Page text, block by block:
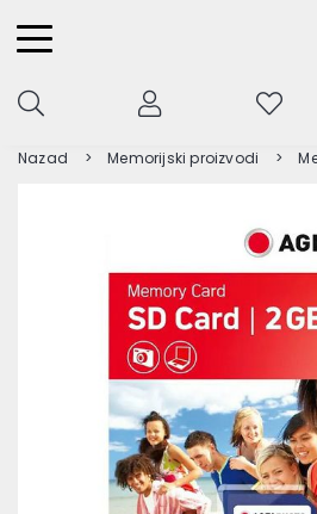
Nazad Memorijski proizvodi